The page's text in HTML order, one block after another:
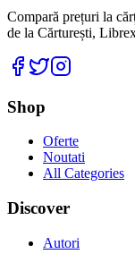
Compară prețuri la
de la Cărturești,
Facebook
Twitter
Shop
Oferte
Noutati
All Categories
Discover
Autori